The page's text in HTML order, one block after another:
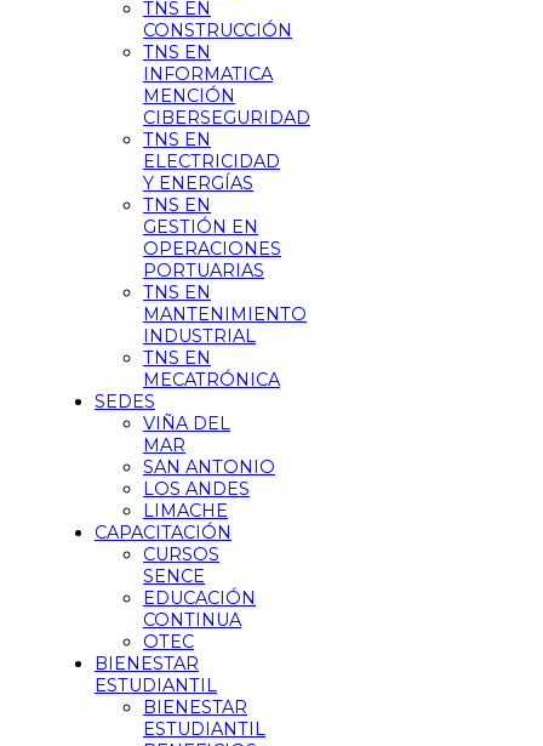
TNS EN
CONSTRUCCIÓN
TNS EN
INFORMATICA
MENCIÓN
CIBERSEGURIDAD
TNS EN
ELECTRICIDAD
Y ENERGÍAS
TNS EN
GESTIÓN EN
OPERACIONES
PORTUARIAS
TNS EN
MANTENIMIENTO
INDUSTRIAL
TNS EN
MECATRÓNICA
SEDES
VIÑA DEL
MAR
SAN ANTONIO
LOS ANDES
LIMACHE
CAPACITACIÓN
CURSOS
SENCE
EDUCACIÓN
CONTINUA
OTEC
BIENESTAR
ESTUDIANTIL
BIENESTAR
ESTUDIANTIL